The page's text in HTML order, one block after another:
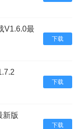
V1.6.0最
下载
下载
新版
下载